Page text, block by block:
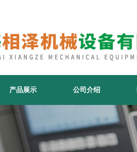
产品展示 公司介绍